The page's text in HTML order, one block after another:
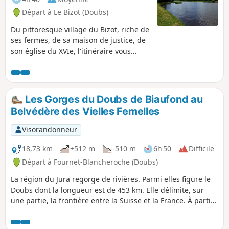
Départ à Le Bizot (Doubs)
Du pittoresque village du Bizot, riche de
ses fermes, de sa maison de justice, de
son église du XVIe, l'itinéraire vous
superbe sentier de crête escarpé, les
ruines du Château de Réaumont. Vous
reviendrez par les tourbières, longeant
les murgers et l'Étang des Belles
Seignes.
Les Gorges du Doubs de Biaufond au
Belvédère des Vielles Femelles
Visorandonneur
18,73 km
+512 m -510 m 6h 50
Difficile
Départ à Fournet-Blancheroche (Doubs)
La région du Jura regorge de rivières. Parmi elles figure le
Doubs dont la longueur est de 453 km. Elle délimite, sur
une partie, la frontière entre la Suisse et la France. À partir
remarquables avec des paysages à couper le souffle. Cette